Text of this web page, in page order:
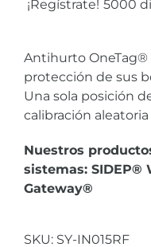
¡Regístrate! 5000
Antihurto OneTag®
protección de sus
Una sola posición
calibración
Nuestros
sistemas: SIDEP®
Gateway®
SKU: SY-IN015RF